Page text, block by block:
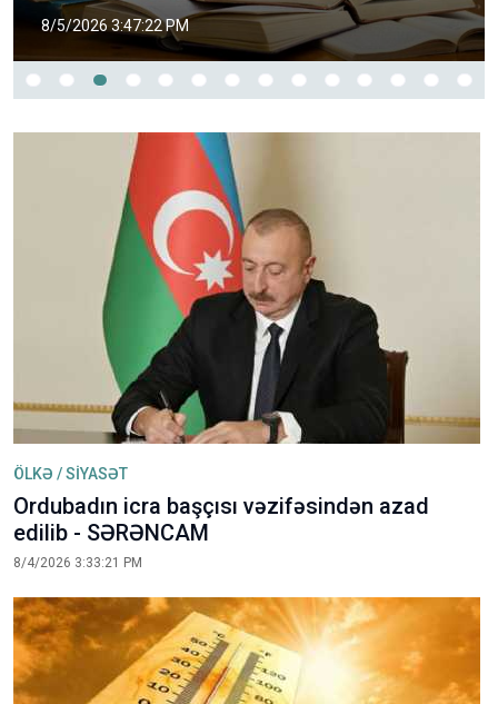
8/5/2026 2:44:05 PM
ÖLKƏ / SİYASƏT
Ordubadın icra başçısı vəzifəsindən azad
edilib - SƏRƏNCAM
8/4/2026 3:33:21 PM